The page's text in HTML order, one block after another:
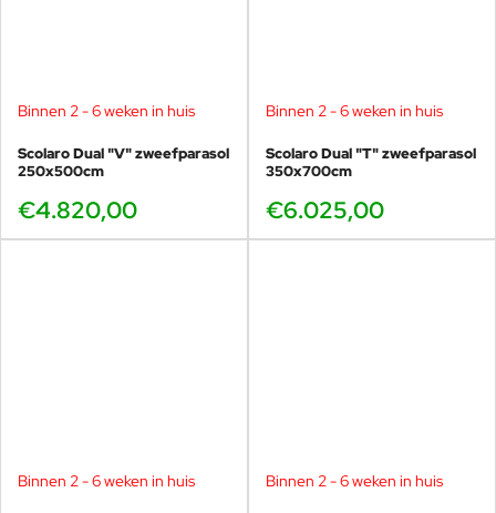
Binnen 2 - 6 weken in huis
Scolaro Dual "V" zweefparasol
250x500cm
€4.820,00
Binnen 2 - 6 weken in huis
Scolaro Dual "T" zweefparasol
350x700cm
€6.025,00
Binnen 2 - 6 weken in huis Binnen 2 - 6 weken in huis